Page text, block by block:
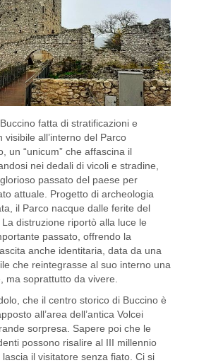
fatta di stratificazioni e
visibile all’interno del Parco
un “unicum” che affascina il
nei dedali di vicoli e stradine,
passato del paese per
attuale. Progetto di archeologia
il Parco nacque dalle ferite del
distruzione riportò alla luce le
passato, offrendo la
anche identitaria, data da una
che reintegrasse al suo interno una
ma soprattutto da vivere.
che il centro storico di Buccino è
all’area dell’antica Volcei
sorpresa. Sapere poi che le
possono risalire al III millennio
il visitatore senza fiato. Ci si